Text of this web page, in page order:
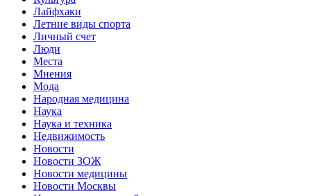
Лайфхаки
Летние виды спорта
Личный счет
Люди
Места
Мнения
Мода
Народная медицина
Наука
Наука и техника
Недвижимость
Новости
Новости ЗОЖ
Новости медицины
Новости Москвы